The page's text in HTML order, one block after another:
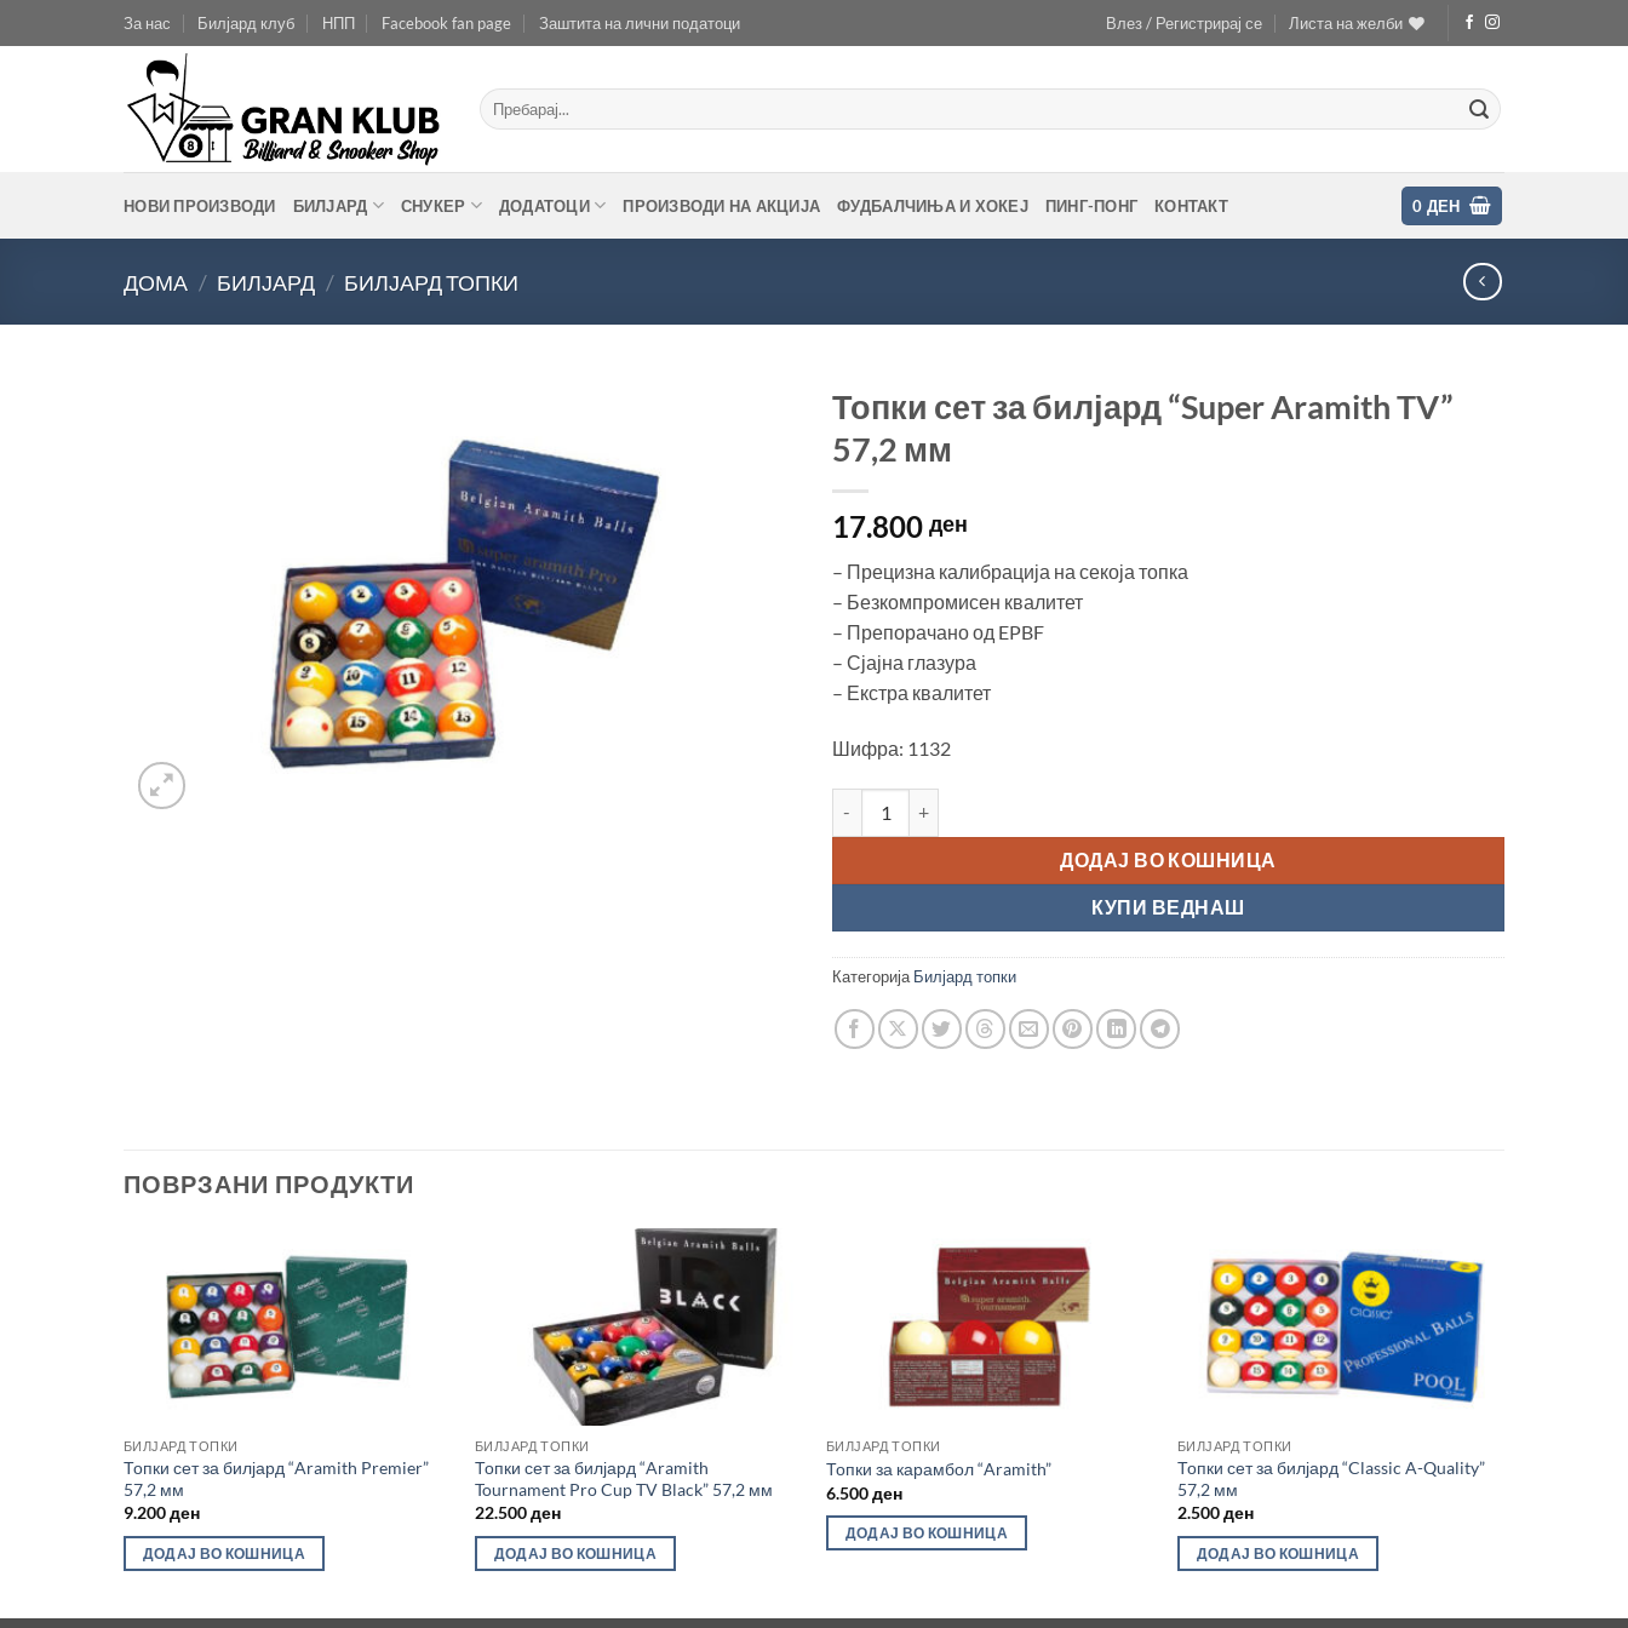
to
За нас Билјард клуб НПП Facebook fan page Заштита на лични податоци Влез / Регистрирај се Листа на желби
Барај
за:
НОВИ ПРОИЗВОДИ БИЛЈАРД СНУКЕР ДОДАТОЦИ ПРОИЗВОДИ НА АКЦИЈА ФУДБАЛЧИЊА И ХОКЕЈ ПИНГ-ПОНГ КОНТАКТ 0 ДЕН
ДОМА / БИЛЈАРД / БИЛЈАРД ТОПКИ
Топки сет за билјард “Super Aramith TV”
57,2 мм
17.800 ден
– Прецизна калибрација на секоја топка
– Безкомпромисен квалитет
– Препорачано од EPBF
– Сјајна глазура
– Екстра квалитет
Шифра: 1132
ДОДАЈ ВО КОШНИЦА
КУПИ ВЕДНАШ
Категорија Билјард топки
ПОВРЗАНИ ПРОДУКТИ
Во
желботека
БИЛЈАРД ТОПКИ
Топки сет за билјард “Aramith Premier”
57,2 мм
9.200ден
ДОДАЈ ВО КОШНИЦА
Во
желботека
БИЛЈАРД ТОПКИ
Топки сет за билјард “Aramith
Tournament Pro Cup TV Black” 57,2 мм
22.500ден
ДОДАЈ ВО КОШНИЦА
желботека
БИЛЈАРД ТОПКИ
Топки за карамбол “Aramith”
6.500ден
ДОДАЈ ВО КОШНИЦА
желботека
БИЛЈАРД ТОПКИ
Топки сет за билјард “Classic A-Quality”
57,2 мм
2.500ден
ДОДАЈ ВО КОШНИЦА